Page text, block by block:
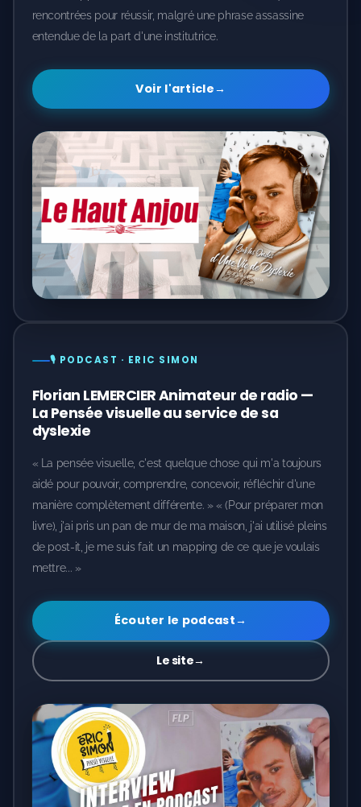
entendue de la part d'une institutrice.
La Pensée visuelle au service de sa
dyslexie
« La pensée visuelle, c'est quelque chose qui m'a toujours
aidé pour pouvoir, comprendre, concevoir, réfléchir d'une
manière complètement différente. » « (Pour préparer mon
livre), j'ai pris un pan de mur de ma maison, j'ai utilisé pleins
de post-it, je me suis fait un mapping de ce que je voulais
mettre... »
Écouter le podcast→
Le site→